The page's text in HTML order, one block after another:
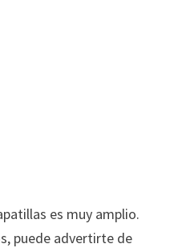
es muy amplio.
puede advertirte de